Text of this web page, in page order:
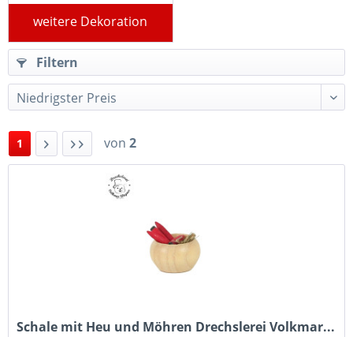
weitere Dekoration
Filtern
1 von 2
Schale mit Heu und Möhren Drechslerei Volkmar...